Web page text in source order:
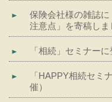
保険会社様の雑誌
注意点」を寄稿しま
「相続」セミナー
「HAPPY相続セミ
催）